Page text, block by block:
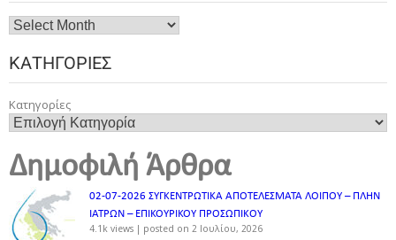
ΚΑΤΗΓΟΡΊΕΣ
Κατηγορίες
Δημοφιλή Άρθρα
02-07-2026 ΣΥΓΚΕΝΤΡΩΤΙΚΑ ΑΠΟΤΕΛΕΣΜΑΤΑ ΛΟΙΠΟΥ – ΠΛΗΝ
ΙΑΤΡΩΝ – ΕΠΙΚΟΥΡΙΚΟΥ ΠΡΟΣΩΠΙΚOY
4.1k views | posted on 2 Ιουλίου, 2026